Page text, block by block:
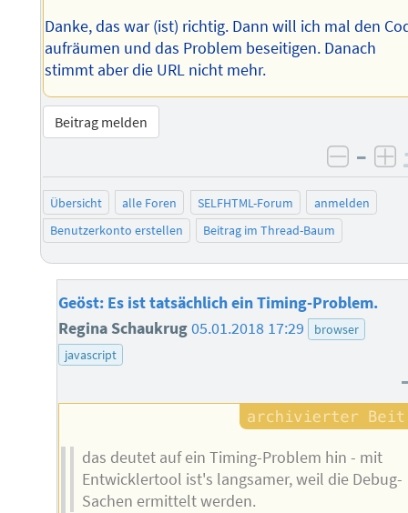
Danke, das war (ist) richtig. Dann will ich mal den
aufräumen und das Problem beseitigen. Danach
stimmt aber die URL nicht mehr.
Beitrag melden
–
Übersicht alle Foren SELFHTML-Forum
anmelden
Benutzerkonto erstellen
Beitrag im Thread-Baum
Geöst: Es ist tatsächlich ein Timing-Problem.
Regina Schaukrug05.01.2018 17:29
browser
javascript
das deutet auf ein Timing-Problem hin - mit
Entwicklertool ist's langsamer, weil die Debug-
Sachen ermittelt werden.